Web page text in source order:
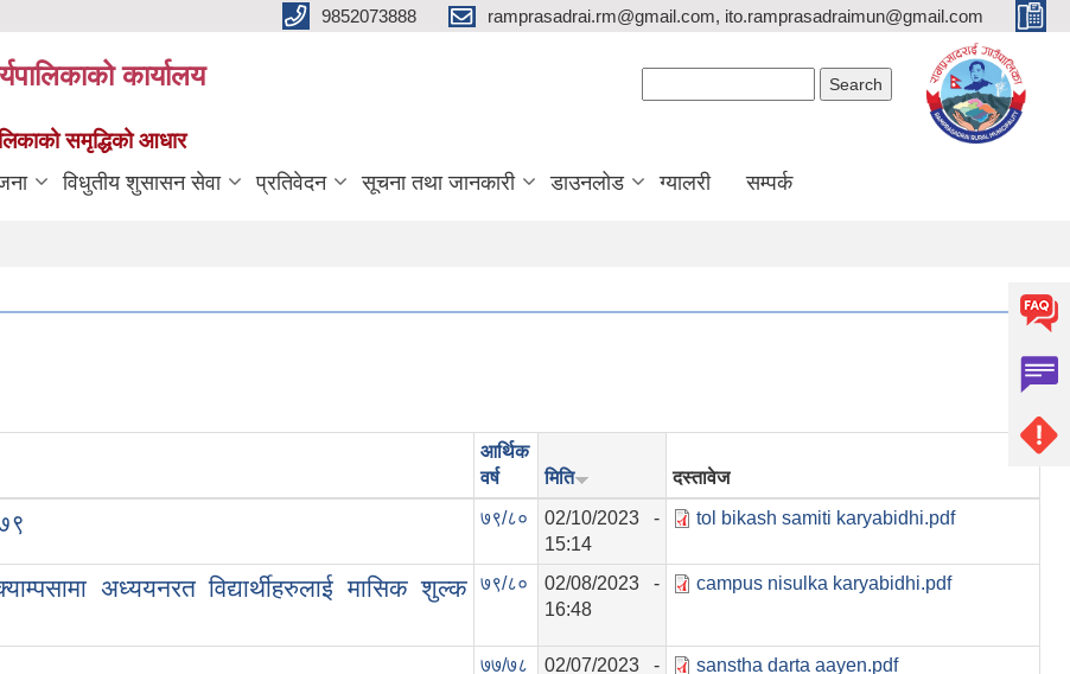
9852073888 ramprasadrai.rm@gmail.com, ito.ramprasadraimun@gmail.com
कार्यालय
समृद्धिको आधार
विधुतीय शुसासन सेवा प्रतिवेदन सूचना तथा जानकारी डाउनलोड ग्यालरी सम्पर्क
आर्थिक
वर्ष
मिति दस्तावेज
७९/८०
02/10/2023 -
15:14
tol bikash samiti karyabidhi.pdf
अध्ययनरत विद्यार्थीहरुलाई मासिक शुल्क
७९/८०
02/08/2023 -
16:48
campus nisulka karyabidhi.pdf
७७/७८
02/07/2023 -
sanstha darta aayen.pdf